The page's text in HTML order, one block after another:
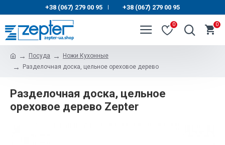
+38 (067) 279 00 95 | +38 (067) 279 00 95
0 0
Посуда
Ножи Кухонные
Разделочная доска, цельное ореховое дерево
Разделочная доска, цельное
ореховое дерево Zepter